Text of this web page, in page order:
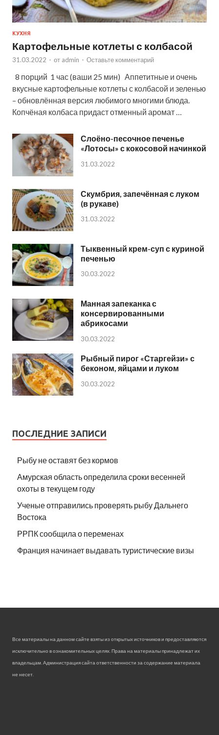
КУХНЯ
Картофельные котлеты с колбасой
31.03.2022 - от admin - Оставьте комментарий
8 порций 1 час (ваши 25 мин) Аппетитные и очень
вкусные картофельные котлеты с колбасой и зеленью
– обновлённая версия любимого многими блюда.
Копчёная колбаса придаст отменный аромат …
Слоёно-песочное печенье
«Лотосы» с кокосовой начинкой
31.03.2022
Скумбрия, запечённая с луком
(в рукаве)
31.03.2022
Тыквенный крем-суп с куриной
печенью
30.03.2022
Манная запеканка с
консервированными
абрикосами
30.03.2022
Рыбный пирог «Старгейзи» с
беконом, яйцами и луком
30.03.2022
ПОСЛЕДНИЕ ЗАПИСИ
Рыбу не оставят без кормов
Амурская область определила сроки весенней
охоты в текущем году
Ученые отправились проверять рыбу Дальнего
Востока
РРПК сообщила о переменах
Франция начинает выдавать туристические визы
Все материалы на данном сайте взяты из открытых источников и предоставляются
исключительно в ознакомительных целях. Права на материалы принадлежат их
владельцам. Администрация сайта ответственности за содержание материала
не несет.